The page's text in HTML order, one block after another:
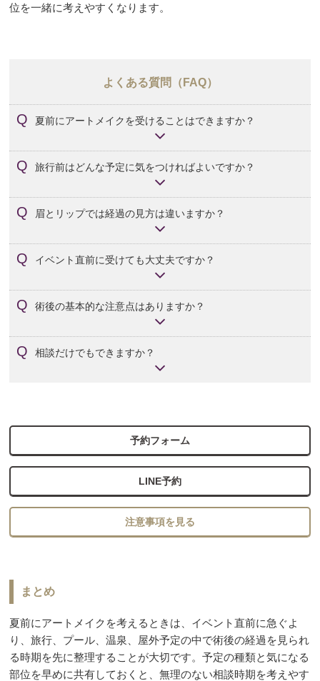
位を一緒に考えやすくなります。
よくある質問（FAQ）
夏前にアートメイクを受けることはできますか？
はい。ただし、旅行やレジャー予定の内容によっては、術
後ケアとの相性を見ながら時期を考えることが大切です。
旅行前はどんな予定に気をつければよいですか？
プール、海、温泉、強い紫外線を浴びる予定がある場合
は、術後の過ごし方と重ならないかを確認しておくと安心
眉とリップでは経過の見方は違いますか？
FAQでは、眉は3〜7日程度、リップは1週間程度の軽い腫れ
や赤みがあると案内しています。実際の経過には個人差が
イベント直前に受けても大丈夫ですか？
自己判断でぎりぎりに合わせるより、数日〜1週間ほどの余
白を見ながら相談するほうが安心です。予定内容も一緒に
術後の基本的な注意点はありますか？
当日は湯船を避け、施術部位へのメイクは当日から1週間ほ
ど避けます。紫外線やプール、公共浴場にも配慮が必要で
相談だけでもできますか？
予約フォーム
LINE予約
注意事項を見る
まとめ
夏前にアートメイクを考えるときは、イベント直前に急ぐよ
り、旅行、プール、温泉、屋外予定の中で術後の経過を見られ
る時期を先に整理することが大切です。予定の種類と気になる
部位を早めに共有しておくと、無理のない相談時期を考えやす